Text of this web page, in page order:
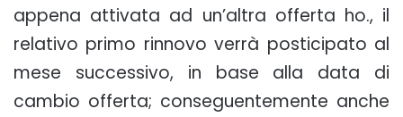
appena attivata ad un’altra offerta ho., il
relativo primo rinnovo verrà posticipato al
mese successivo, in base alla data di
cambio offerta; conseguentemente anche